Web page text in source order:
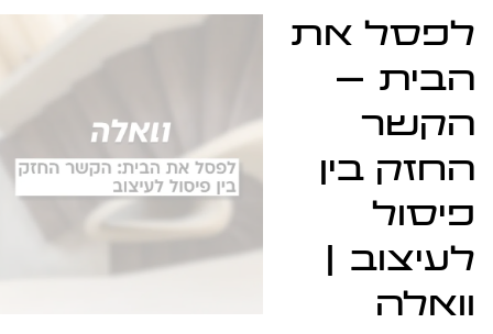
לפסל את
הבית –
הקשר
החזק בין
פיסול
לעיצוב |
וואלה